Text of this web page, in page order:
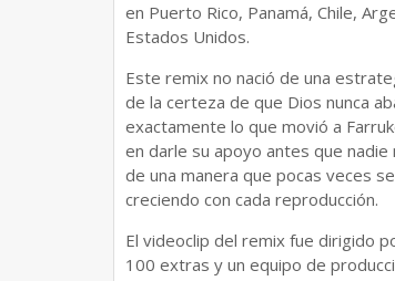
en Puerto Rico, Panamá, Chile,
Estados Unidos.
Este remix no nació de una
de la certeza de que Dios nunca
exactamente lo que movió a
en darle su apoyo antes que nadie
de una manera que pocas veces
creciendo con cada reproducción.
El videoclip del remix fue dirigido
100 extras y un equipo de